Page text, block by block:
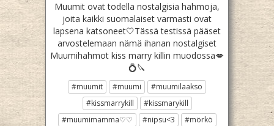
Muumit ovat todella nostalgisia hahmoja,
joita kaikki suomalaiset varmasti ovat
lapsena katsoneet🤍Tässä testissä pääset
arvostelemaan nämä ihanan nostalgiset
Muumihahmot kiss marry killin muodossa💋
💍🔪
#muumit #muumi
#muumilaakso
#kissmarrykill
#kissmarykill
#muumimamma♡♡
#nipsu<3
#mörkö